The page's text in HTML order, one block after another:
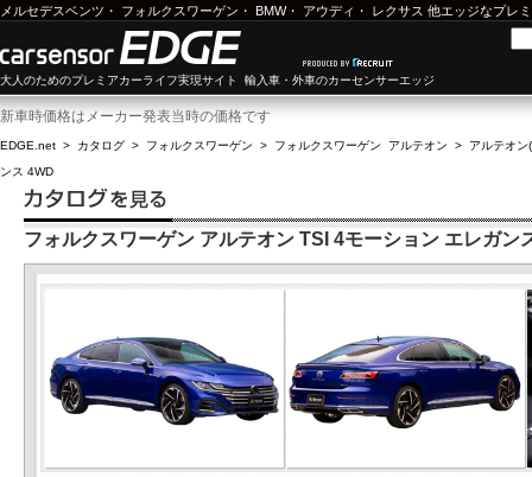
メルセデスベンツ ・ フォルクスワーゲン ・ BMW・ アウディ ・ レクサス 他エッジなプレ
大人のためのプレミアカーライフ実現サイト 輸入車・外車のカーセンサーエッジ
新車時価格はメーカー発表当時の価格です
EDGE.net > カタログ > フォルクスワーゲン > フォルクスワーゲン アルテオン > アルテオ
ンス 4WD
フォルクスワーゲン アルテオン TSI 4モーション エレガン